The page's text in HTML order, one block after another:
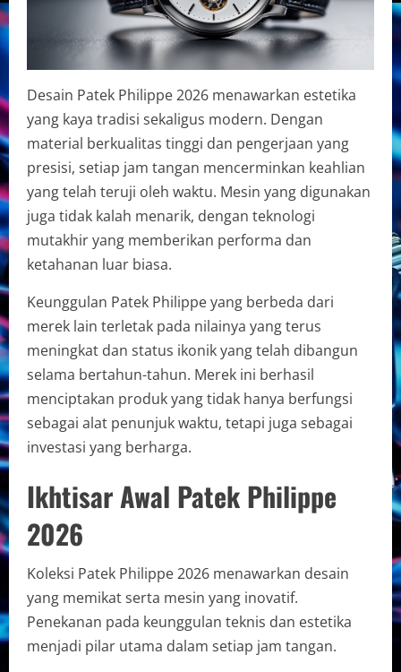
Desain Patek Philippe 2026 menawarkan estetika
yang kaya tradisi sekaligus modern. Dengan
material berkualitas tinggi dan pengerjaan yang
presisi, setiap jam tangan mencerminkan keahlian
yang telah teruji oleh waktu. Mesin yang digunakan
juga tidak kalah menarik, dengan teknologi
mutakhir yang memberikan performa dan
ketahanan luar biasa.
Keunggulan Patek Philippe yang berbeda dari
merek lain terletak pada nilainya yang terus
meningkat dan status ikonik yang telah dibangun
selama bertahun-tahun. Merek ini berhasil
menciptakan produk yang tidak hanya berfungsi
sebagai alat penunjuk waktu, tetapi juga sebagai
investasi yang berharga.
Ikhtisar Awal Patek Philippe
2026
Koleksi Patek Philippe 2026 menawarkan desain
yang memikat serta mesin yang inovatif.
Penekanan pada keunggulan teknis dan estetika
menjadi pilar utama dalam setiap jam tangan.